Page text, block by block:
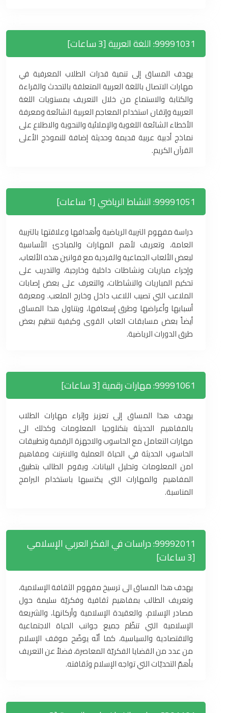
99991031: اللغة العربية [3 ساعات]
يهدف المساق إلى تنمية قدرات الطلاب المعرفية في
مهارات الاتصال باللغة العربية المتعلقة بالتحدث والقراءة
والكتابة والاستماع من خلال التعريف بمستويات اللغة
العربية وإتقان استخدام المعاجم العربية الشائعة ومعرفة
الأخطاء الشائعة اللغوية والإملائية والنحوية والاطلاع على
نماذج أدبية عربية قديمة وحديثة إضافة للنموذج الأعلى
القرآن الكريم.
99991051: النشاط الرياضي [1 ساعات]
دراسة مفهوم التربية الرياضية وأهدافها وعلاقتها بالتربية
العامة، وتعريف لأهم المهارات والمبادئ الأساسية
لبعض الألعاب الجماعية والفردية مع قوانين هذه الألعاب،
وإجراء مباريات ونشاطات داخلية وخارجية، والتدريب على
تحكيم المباريات والنشاطات، والتعرف على بعض إصابات
الملاعب التي تصيب اللاعب داخل وخارج الملعب. ومعرفة
أسبابها وأعراضها وطرق إسعافها، ويتناول هذا المساق
أيضاً بعض مسابقات العاب القوى وكيفية تنظيم بعض
طرق الدورات الرياضية.
99991061: مهارات رقمية [3 ساعات]
يهدف هذا المساق إلى تعزيز وإثراء مهارات الطلاب
بالمفاهيم الحديثة بتكنلوجيا المعلومات وكذلك الى
مهارات التعامل مع الحاسوب والاجهزة الرقمية وتطبيقات
الحاسوب الحديثة في الحياة العملية والانترنت ومفاهيم
امن المعلومات وتحليل البيانات. ويقوم الطالب بتطبيق
المفاهيم والمهارات التي يكتسبها باستخدام البرامج
المناسبة.
99992011: دراسات في الفكر العربي الإسلامي
[3 ساعات]
يهدف هذا المساق الى ترسيخ مفهوم الثقافة الإسلامية،
وتعريف الطالب بمفاهيم ثقافية وفكريّة سليمة حول
مصادر الإسلام، والعقيدة الإسلامية وأركانها، والشريعة
الإسلامية التي تنظّم جميع جوانب الحياة الاجتماعية
والاقتصادية والسياسية، كما أنّه يوضّح موقف الإسلام
من عدد من القضايا الفكريّة المعاصرة، فضلاً عن التعريف
بأهمّ التحديّات التي تواجه الإسلام وثقافته.